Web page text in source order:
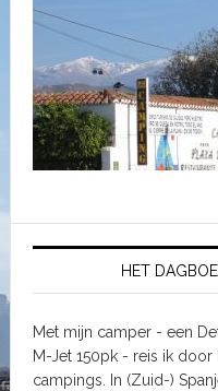
HET
Met mijn camper - een
M-Jet 150pk - reis ik
campings. In (Zuid-)